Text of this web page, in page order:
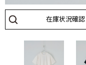
在庫状況確認